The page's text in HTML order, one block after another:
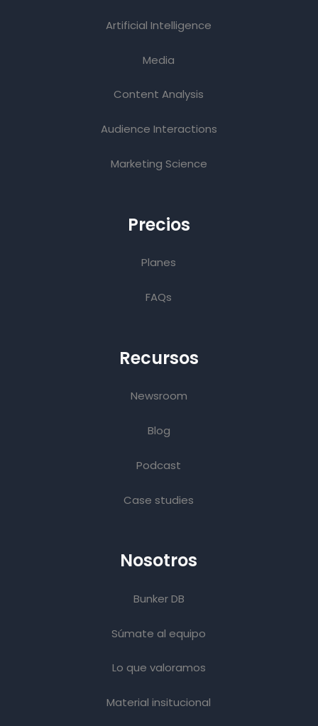
Artificial Intelligence
Media
Content Analysis
Audience Interactions
Marketing Science
Precios
Planes
FAQs
Recursos
Newsroom
Blog
Podcast
Case studies
Nosotros
Bunker DB
Súmate al equipo
Lo que valoramos
Material insitucional